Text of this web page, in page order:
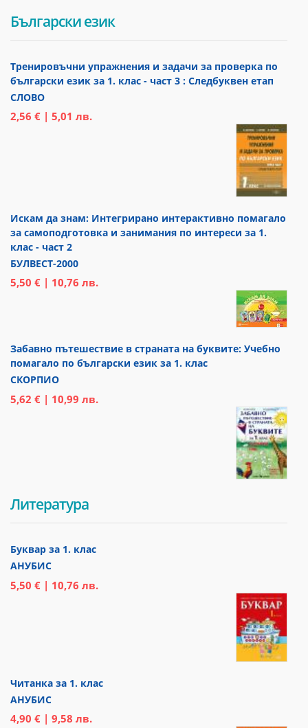
Български език
Тренировъчни упражнения и задачи за проверка по
български език за 1. клас - част 3 : Следбуквен етап
СЛОВО
2,56 € | 5,01 лв.
Искам да знам: Интегрирано интерактивно помагало
за самоподготовка и занимания по интереси за 1.
клас - част 2
БУЛВЕСТ-2000
5,50 € | 10,76 лв.
Забавно пътешествие в страната на буквите: Учебно
помагало по български език за 1. клас
СКОРПИО
5,62 € | 10,99 лв.
Литература
Буквар за 1. клас
АНУБИС
5,50 € | 10,76 лв.
Читанка за 1. клас
АНУБИС
4,90 € | 9,58 лв.